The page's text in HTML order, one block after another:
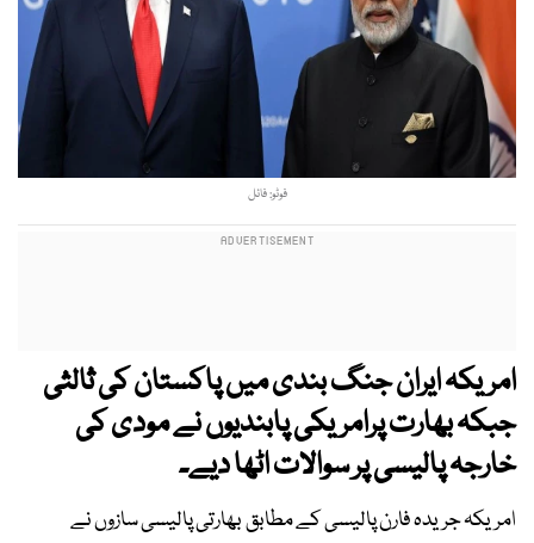
فوٹو: فائل
امریکہ ایران جنگ بندی میں پاکستان کی ثالثی
جبکہ بھارت پرامریکی پابندیوں نے مودی کی
خارجہ پالیسی پر سوالات اٹھا دیے۔
امریکہ جریدہ فارن پالیسی کے مطابق بھارتی پالیسی سازوں نے